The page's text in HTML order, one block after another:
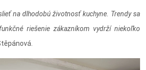
na dlhodobú životnosť kuchyne. Trendy sa
riešenie zákazníkom vydrží niekoľko